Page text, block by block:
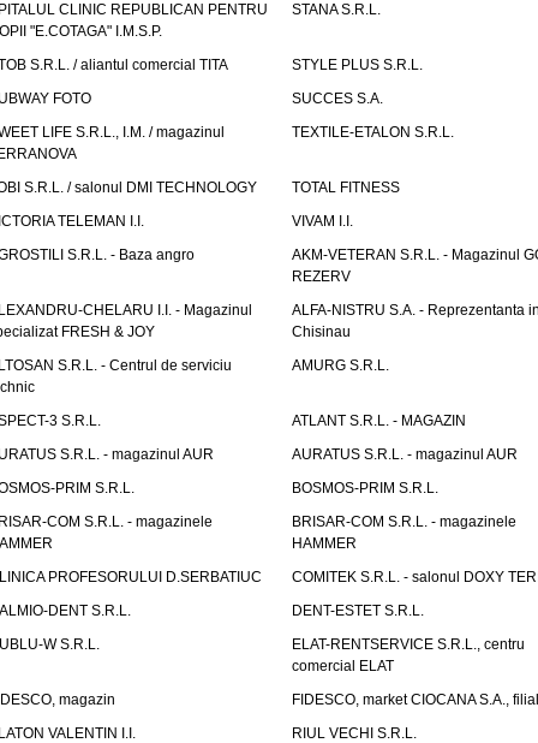
CLINIC REPUBLICAN PENTRU
"E.COTAGA" I.M.S.P.
STANA S.R.L.
S.R.L. / aliantul comercial TITA
STYLE PLUS S.R.L.
FOTO
SUCCES S.A.
LIFE S.R.L., I.M. / magazinul
TEXTILE-ETALON S.R.L.
S.R.L. / salonul DMI TECHNOLOGY
TOTAL FITNESS
TELEMAN I.I.
VIVAM I.I.
S.R.L. - Baza angro
AKM-VETERAN S.R.L. - Magazinul
REZERV
CHELARU I.I. - Magazinul
FRESH & JOY
ALFA-NISTRU S.A. - Reprezentanta
Chisinau
S.R.L. - Centrul de serviciu
AMURG S.R.L.
3 S.R.L.
ATLANT S.R.L. - MAGAZIN
S.R.L. - magazinul AUR
AURATUS S.R.L. - magazinul AUR
PRIM S.R.L.
BOSMOS-PRIM S.R.L.
COM S.R.L. - magazinele
BRISAR-COM S.R.L. - magazinele
HAMMER
PROFESORULUI D.SERBATIUC
COMITEK S.R.L. - salonul DOXY
DENT S.R.L.
DENT-ESTET S.R.L.
W S.R.L.
ELAT-RENTSERVICE S.R.L., centru
comercial ELAT
magazin
FIDESCO, market CIOCANA S.A.,
VALENTIN I.I.
RIUL VECHI S.R.L.